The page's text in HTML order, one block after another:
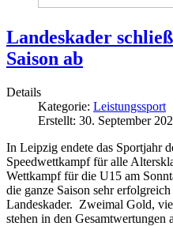
Landeskader
Saison ab
Details
Kategorie: Leistungssport
Erstellt: 30. September
In Leipzig endete das Sportjahr
Speedwettkampf für alle
Wettkampf für die U15 am
die ganze Saison sehr
Landeskader. Zweimal Gold,
stehen in den Gesamtwertungen